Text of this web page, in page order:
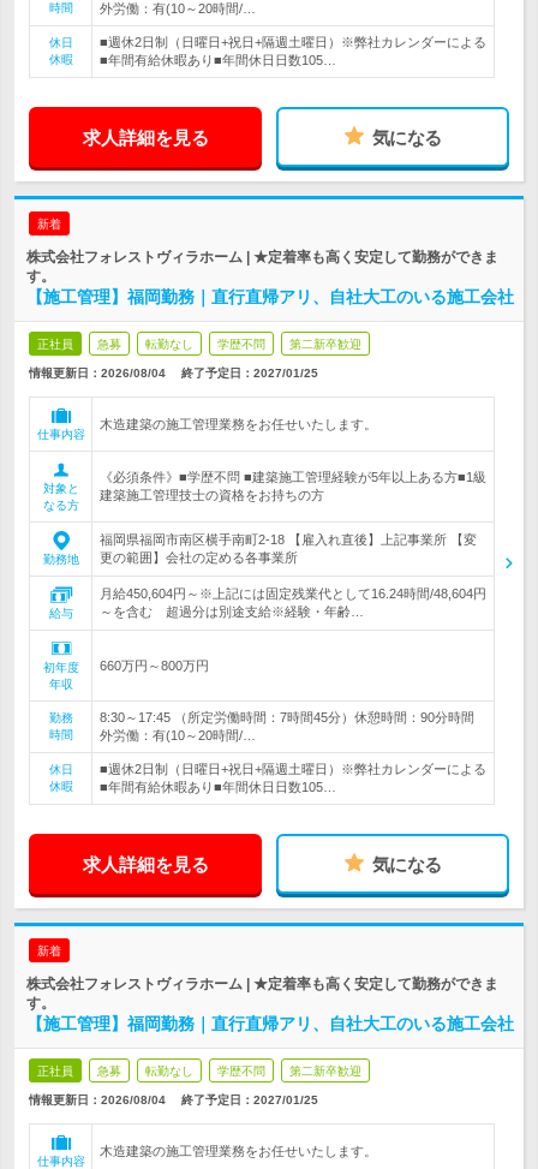
時間
外労働：有(10～20時間/…
休日
休暇
■週休2日制（日曜日+祝日+隔週土曜日）※弊社カレンダーによる
■年間有給休暇あり■年間休日日数105…
求人詳細を見る 気になる
新着
株式会社フォレストヴィラホーム | ★定着率も高く安定して勤務ができま
す。
【施工管理】福岡勤務｜直行直帰アリ、自社大工のいる施工会社
正社員 急募 転勤なし 学歴不問 第二新卒歓迎
情報更新日：2026/08/04 終了予定日： 2027/01/25
仕事内容
木造建築の施工管理業務をお任せいたします。
対象と
なる方
《必須条件》■学歴不問 ■建築施工管理経験が5年以上ある方■1級
建築施工管理技士の資格をお持ちの方
勤務地
福岡県福岡市南区横手南町2-18 【雇入れ直後】上記事業所 【変
更の範囲】会社の定める各事業所
給与
月給450,604円～※上記には固定残業代として16.24時間/48,604円
～を含む 超過分は別途支給※経験・年齢…
初年度
年収
660万円～800万円
勤務
時間
8:30～17:45 （所定労働時間：7時間45分）休憩時間：90分時間
外労働：有(10～20時間/…
休日
休暇
■週休2日制（日曜日+祝日+隔週土曜日）※弊社カレンダーによる
■年間有給休暇あり■年間休日日数105…
求人詳細を見る 気になる
新着
株式会社フォレストヴィラホーム | ★定着率も高く安定して勤務ができま
す。
【施工管理】福岡勤務｜直行直帰アリ、自社大工のいる施工会社
正社員 急募 転勤なし 学歴不問 第二新卒歓迎
情報更新日：2026/08/04 終了予定日： 2027/01/25
仕事内容
木造建築の施工管理業務をお任せいたします。